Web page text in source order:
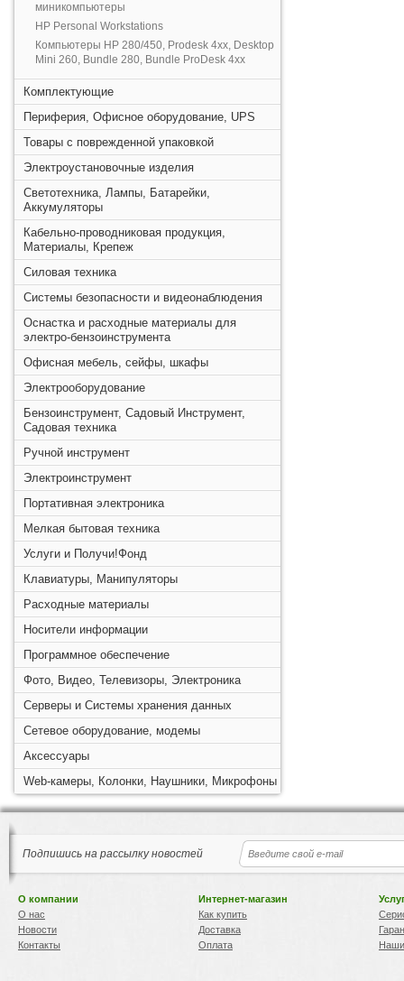
миникомпьютеры
HP Personal Workstations
Компьютеры HP 280/450, Prodesk 4xx, Desktop
Mini 260, Bundle 280, Bundle ProDesk 4xx
Комплектующие
Периферия, Офисное оборудование, UPS
Товары с поврежденной упаковкой
Электроустановочные изделия
Светотехника, Лампы, Батарейки,
Аккумуляторы
Кабельно-проводниковая продукция,
Материалы, Крепеж
Силовая техника
Системы безопасности и видеонаблюдения
Оснастка и расходные материалы для
электро-бензоинструмента
Офисная мебель, сейфы, шкафы
Электрооборудование
Бензоинструмент, Садовый Инструмент,
Садовая техника
Ручной инструмент
Электроинструмент
Портативная электроника
Мелкая бытовая техника
Услуги и Получи!Фонд
Клавиатуры, Манипуляторы
Расходные материалы
Носители информации
Программное обеспечение
Фото, Видео, Телевизоры, Электроника
Серверы и Системы хранения данных
Сетевое оборудование, модемы
Аксессуары
Web-камеры, Колонки, Наушники, Микрофоны
Подпишись на рассылку новостей
О компании
О нас
Новости
Контакты
Интернет-магазин
Как купить
Доставка
Оплата